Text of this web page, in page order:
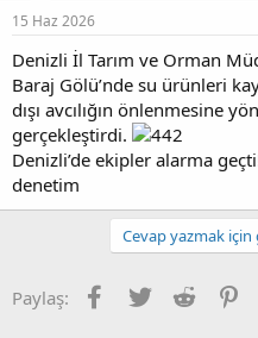
u
b
a
l
a
t
a
n
g
ı
ç
t
a
r
i
h
15 Haz 2026
Denizli İl Tarım ve Orman
Baraj Gölü’nde su ürünleri
dışı avcılığın önlenmesine
gerçekleştirdi.
Denizli’de ekipler alarma
denetim
Cevap yazmak için
Paylaş: Facebook
Twitter Reddit